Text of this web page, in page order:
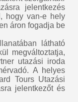
jelentkezés
hogy van-e hely
áron fogadja be
látható
megváltoztatja,
utazási iroda
A helyes
Tours Utazási
jelentkezőt és